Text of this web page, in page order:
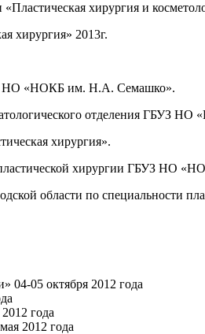
хирургия и
хирургия» 2013г.
НО «НОКБ им. Н.А. Семашко».
отделения ГБУЗ
хирургия».
хирургии ГБУЗ НО
области по специальности
04-05 октября 2012 года
года
2012 года